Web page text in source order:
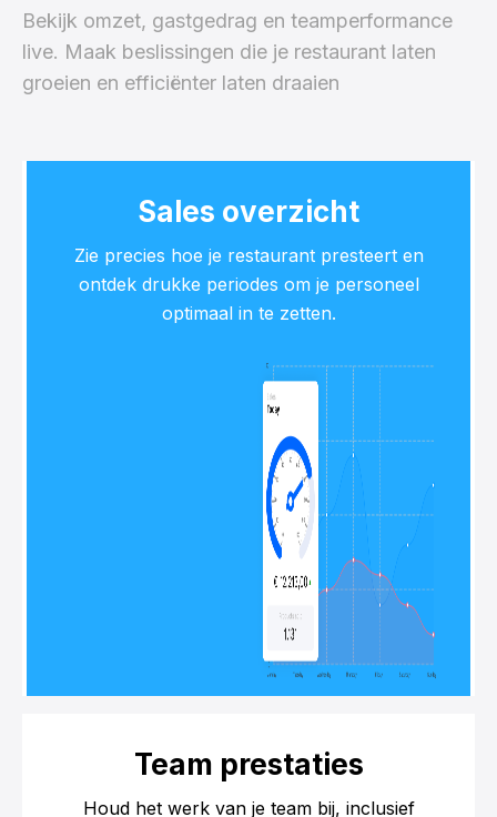
Bekijk omzet, gastgedrag en teamperformance
live. Maak beslissingen die je restaurant laten
groeien en efficiënter laten draaien
Sales overzicht
Zie precies hoe je restaurant presteert en
ontdek drukke periodes om je personeel
optimaal in te zetten.
Team prestaties
Houd het werk van je team bij, inclusief